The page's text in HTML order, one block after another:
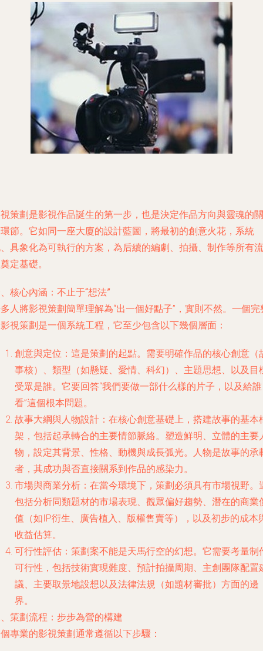
策劃是影視作品誕生的第一步，也是決定作品方向與靈魂的關
節。它如同一座大廈的設計藍圖，將最初的創意火花，系統
具象化為可執行的方案，為后續的編劇、拍攝、制作等所有流
定基礎。
核心內涵：不止于“想法”
人將影視策劃簡單理解為“出一個好點子”，實則不然。一個完
視策劃是一個系統工程，它至少包含以下幾個層面：
創意與定位 ：這是策劃的起點。需要明確作品的核心創意（
事核）、類型（如懸疑、愛情、科幻）、主題思想、以及目
受眾是誰。它要回答“我們要做一部什么樣的片子，以及給誰
看”這個根本問題。
故事大綱與人物設計 ：在核心創意基礎上，搭建故事的基本
架，包括起承轉合的主要情節脈絡。塑造鮮明、立體的主要
物，設定其背景、性格、動機與成長弧光。人物是故事的承
者，其成功與否直接關系到作品的感染力。
市場與商業分析 ：在當今環境下，策劃必須具有市場視野。
包括分析同類題材的市場表現、觀眾偏好趨勢、潛在的商業
值（如IP衍生、廣告植入、版權售賣等），以及初步的成本
收益估算。
可行性評估 ：策劃案不能是天馬行空的幻想。它需要考量制
可行性，包括技術實現難度、預計拍攝周期、主創團隊配置
議、主要取景地設想以及法律法規（如題材審批）方面的邊
界。
策劃流程：步步為營的構建
專業的影視策劃通常遵循以下步驟：